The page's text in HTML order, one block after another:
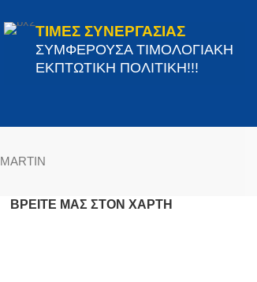
ΤΙΜΕΣ ΣΥΝΕΡΓΑΣΙΑΣ
ΣΥΜΦΕΡΟΥΣΑ ΤΙΜΟΛΟΓΙΑΚΗ
ΕΚΠΤΩΤΙΚΗ ΠΟΛΙΤΙΚΗ!!!
MARTIN
ΒΡΕΊΤΕ ΜΑΣ ΣΤΟΝ ΧΆΡΤΗ